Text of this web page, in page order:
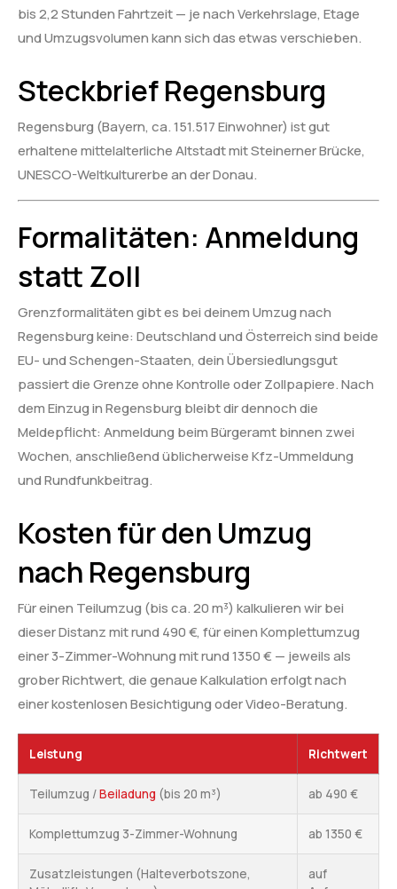
bis 2,2 Stunden Fahrtzeit — je nach Verkehrslage, Etage
und Umzugsvolumen kann sich das etwas verschieben.
Steckbrief Regensburg
Regensburg (Bayern, ca. 151.517 Einwohner) ist gut
erhaltene mittelalterliche Altstadt mit Steinerner Brücke,
UNESCO-Weltkulturerbe an der Donau.
Formalitäten: Anmeldung
statt Zoll
Grenzformalitäten gibt es bei deinem Umzug nach
Regensburg keine: Deutschland und Österreich sind beide
EU- und Schengen-Staaten, dein Übersiedlungsgut
passiert die Grenze ohne Kontrolle oder Zollpapiere. Nach
dem Einzug in Regensburg bleibt dir dennoch die
Meldepflicht: Anmeldung beim Bürgeramt binnen zwei
Wochen, anschließend üblicherweise Kfz-Ummeldung
und Rundfunkbeitrag.
Kosten für den Umzug
nach Regensburg
Für einen Teilumzug (bis ca. 20 m³) kalkulieren wir bei
dieser Distanz mit rund 490 €, für einen Komplettumzug
einer 3-Zimmer-Wohnung mit rund 1350 € — jeweils als
grober Richtwert, die genaue Kalkulation erfolgt nach
einer kostenlosen Besichtigung oder Video-Beratung.
Leistung Richtwert
Teilumzug /Beiladung (bis 20 m³) ab 490 €
Komplettumzug 3-Zimmer-Wohnung ab 1350 €
Zusatzleistungen (Halteverbotszone,
auf